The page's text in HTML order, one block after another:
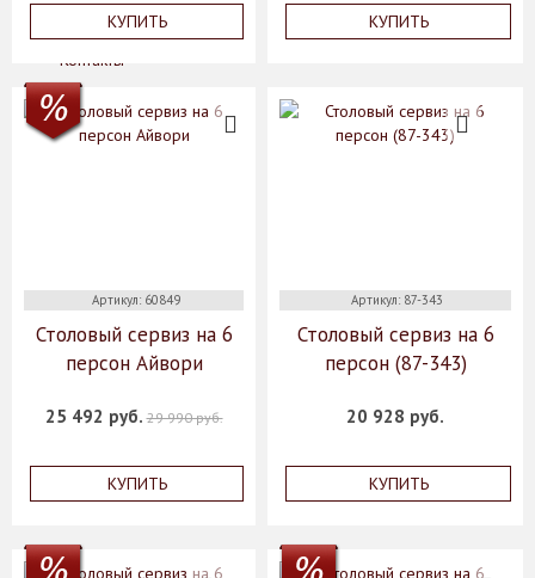
Доставка
Гарантии
Контакты
КУПИТЬ КУПИТЬ
Артикул: 60849
Столовый сервиз на 6
персон Айвори
25 492 руб.29 990 руб.
КУПИТЬ
Артикул: 87-343
Столовый сервиз на 6
персон (87-343)
20 928 руб.
КУПИТЬ